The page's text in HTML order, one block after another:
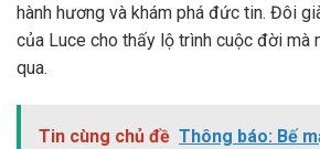
hành hương và khám phá đức tin. Đôi
của Luce cho thấy lộ trình cuộc đời mà
qua.
Tin cùng chủ đề Thông báo: Bế